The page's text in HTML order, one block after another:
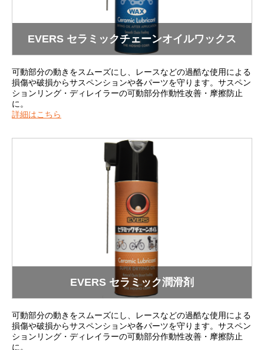
EVERS セラミックチェーンオイルワックス
可動部分の動きをスムーズにし、レースなどの過酷な使用による
損傷や破損からサスペンションや各パーツを守ります。サスペン
ションリング・ディレイラーの可動部分作動性改善・摩擦防止
に。
詳細はこちら
EVERS セラミック潤滑剤
可動部分の動きをスムーズにし、レースなどの過酷な使用による
損傷や破損からサスペンションや各パーツを守ります。サスペン
ションリング・ディレイラーの可動部分作動性改善・摩擦防止
に。